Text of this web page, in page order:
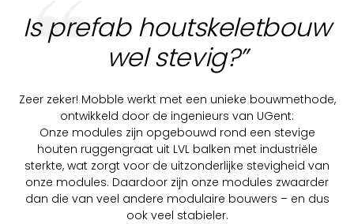
Is prefab houtskeletbouw
wel stevig?”
Zeer zeker! Mobble werkt met een unieke bouwmethode,
ontwikkeld door de ingenieurs van UGent:
Onze modules zijn opgebouwd rond een stevige
houten ruggengraat uit LVL balken met industriële
sterkte, wat zorgt voor de uitzonderlijke stevigheid van
onze modules. Daardoor zijn onze modules zwaarder
dan die van veel andere modulaire bouwers – en dus
ook veel stabieler.